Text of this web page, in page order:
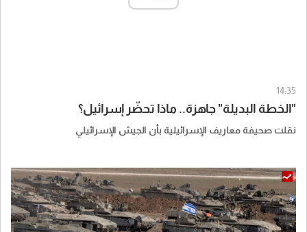
14:35
"الخطة البديلة" جاهزة.. ماذا تحضّر إسرائيل؟
نقلت صحيفة معاريف الإسرائيلية بأن الجيش الإسرائيلي